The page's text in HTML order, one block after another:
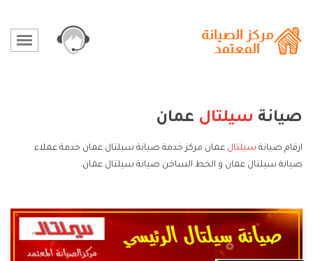
صيانة سيلتال عمان
ارقام صيانة سيلتال عمان مركز خدمة صيانة سيلتال عمان خدمة عملاء
صيانة سيلتال عمان و الخط الساخن صيانة سيلتال عمان.